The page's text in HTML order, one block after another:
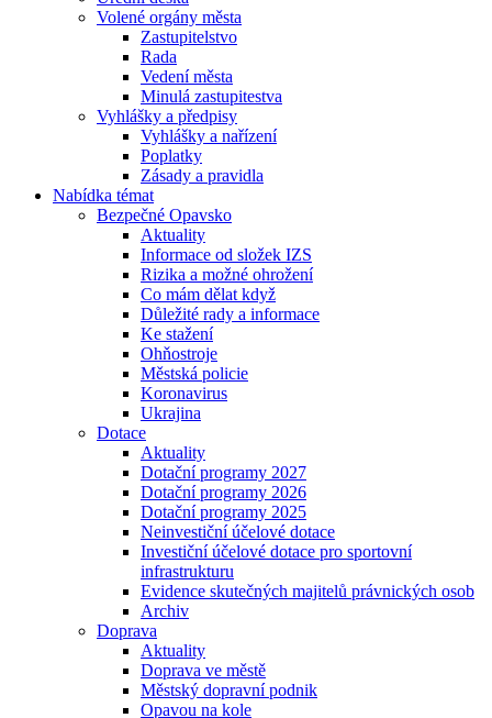
Volené orgány města
Zastupitelstvo
Rada
Vedení města
Minulá zastupitestva
Vyhlášky a předpisy
Vyhlášky a nařízení
Poplatky
Zásady a pravidla
Nabídka témat
Bezpečné Opavsko
Aktuality
Informace od složek IZS
Rizika a možné ohrožení
Co mám dělat když
Důležité rady a informace
Ke stažení
Ohňostroje
Městská policie
Koronavirus
Ukrajina
Dotace
Aktuality
Dotační programy 2027
Dotační programy 2026
Dotační programy 2025
Neinvestiční účelové dotace
Investiční účelové dotace pro sportovní
infrastrukturu
Evidence skutečných majitelů právnických osob
Archiv
Doprava
Aktuality
Doprava ve městě
Městský dopravní podnik
Opavou na kole